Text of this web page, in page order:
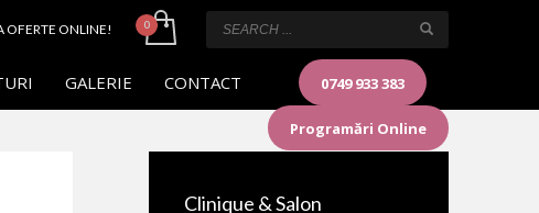
OFERTE ONLINE!
GALERIE CONTACT 0749 933 383
Programări Online
Clinique & Salon